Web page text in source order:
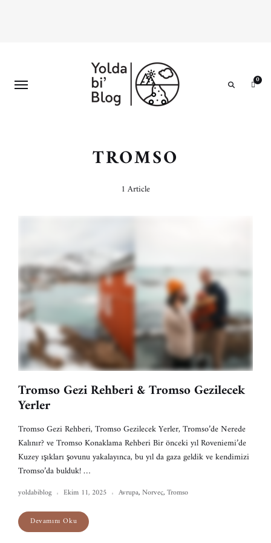
0
TROMSO
1 Article
Tromso Gezi Rehberi & Tromso Gezilecek
Yerler
Tromso Gezi Rehberi, Tromso Gezilecek Yerler, Tromso’de Nerede
Kalınır? ve Tromso Konaklama Rehberi Bir önceki yıl Roveniemi’de
Kuzey ışıkları şovunu yakalayınca, bu yıl da gaza geldik ve kendimizi
Tromso’da bulduk! …
yoldabiblog Ekim 11, 2025 Avrupa,Norveç,Tromso
Devamını Oku